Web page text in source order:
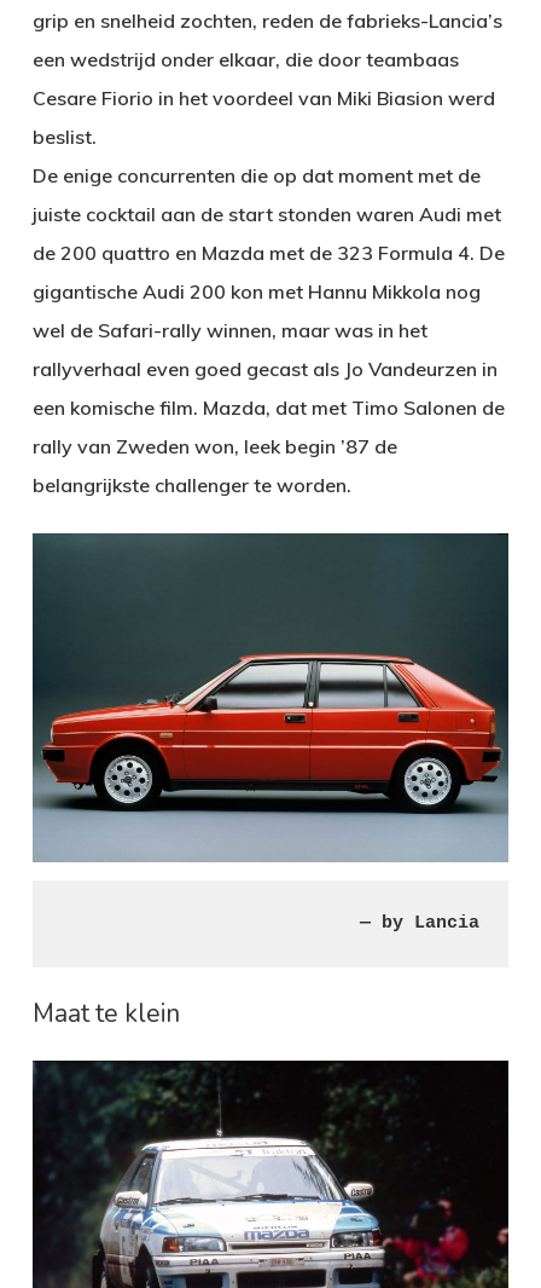
grip en snelheid zochten, reden de fabrieks-Lancia’s
een wedstrijd onder elkaar, die door teambaas
Cesare Fiorio in het voordeel van Miki Biasion werd
beslist.
De enige concurrenten die op dat moment met de
juiste cocktail aan de start stonden waren Audi met
de 200 quattro en Mazda met de 323 Formula 4. De
gigantische Audi 200 kon met Hannu Mikkola nog
wel de Safari-rally winnen, maar was in het
rallyverhaal even goed gecast als Jo Vandeurzen in
een komische film. Mazda, dat met Timo Salonen de
rally van Zweden won, leek begin ’87 de
belangrijkste challenger te worden.
— by Lancia
Maat te klein